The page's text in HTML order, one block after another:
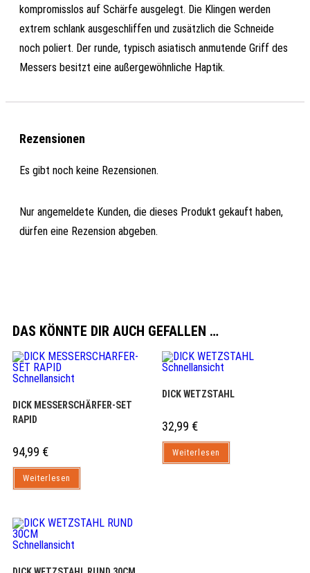
kompromisslos auf Schärfe ausgelegt. Die Klingen werden
extrem schlank ausgeschliffen und zusätzlich die Schneide
noch poliert. Der runde, typisch asiatisch anmutende Griff des
Messers besitzt eine außergewöhnliche Haptik.
Rezensionen
Es gibt noch keine Rezensionen.
Nur angemeldete Kunden, die dieses Produkt gekauft haben,
dürfen eine Rezension abgeben.
DAS KÖNNTE DIR AUCH GEFALLEN …
Schnellansicht
DICK MESSERSCHÄRFER-SET
RAPID
94,99 €
Weiterlesen
Schnellansicht
DICK WETZSTAHL
32,99 €
Weiterlesen
Schnellansicht